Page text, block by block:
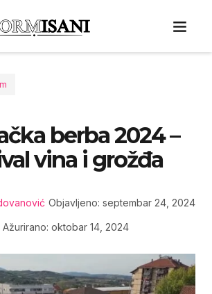
berba 2024 –
vina i grožđa
Objavljeno: septembar 24, 2024
Ažurirano: oktobar 14, 2024